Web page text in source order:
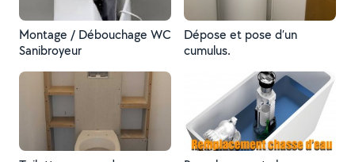
Montage / Débouchage WC
Sanibroyeur
Dépose et pose d’un
cumulus.